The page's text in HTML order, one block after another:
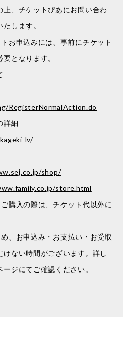
上、チケットぴあにお問い合わ
します。
お申込みには、事前にチケット
となります。
RegisterNormalAction.do
詳細
lv/
shop/
store.html
購入の際は、チケット代以外に
、お申込み・お支払い・お受取
けない時間がございます。詳し
ジにてご確認ください。